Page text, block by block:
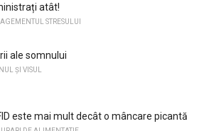
atât!
STRESULUI
ale somnului
ȘI VISUL
este mai mult decât o mâncare picantă